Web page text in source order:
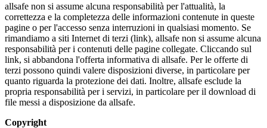
allsafe non si assume alcuna responsabilità per l'attualità, la
correttezza e la completezza delle informazioni contenute in queste
pagine o per l'accesso senza interruzioni in qualsiasi momento. Se
rimandiamo a siti Internet di terzi (link), allsafe non si assume alcuna
responsabilità per i contenuti delle pagine collegate. Cliccando sul
link, si abbandona l'offerta informativa di allsafe. Per le offerte di
terzi possono quindi valere disposizioni diverse, in particolare per
quanto riguarda la protezione dei dati. Inoltre, allsafe esclude la
propria responsabilità per i servizi, in particolare per il download di
file messi a disposizione da allsafe.
Copyright